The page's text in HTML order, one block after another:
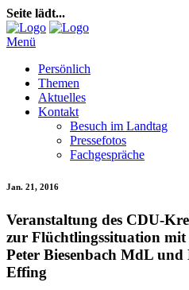
Seite lädt...
Menü
Persönlich
Themen
Aktuelles
Kontakt
Besuch im Landtag
Pressefotos
Fachgespräche
Jan. 21, 2016
Veranstaltung des CDU-
zur Flüchtlingssituation
Peter Biesenbach MdL
Effing